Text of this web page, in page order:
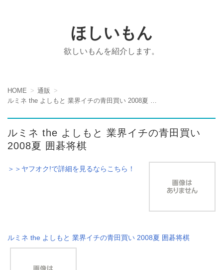
ほしいもん
欲しいもんを紹介します。
HOME
通販
ルミネ the よしもと 業界イチの青田買い
2008夏 囲碁将棋
＞＞ヤフオク!で詳細を見るならこちら！
ルミネ the よしもと 業界イチの青田買い 2008夏 囲碁将棋